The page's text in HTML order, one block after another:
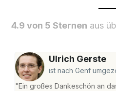
4.9 von 5 Sternen aus
Ulrich Gerste
ist nach Genf
"Ein großes Dankeschön an